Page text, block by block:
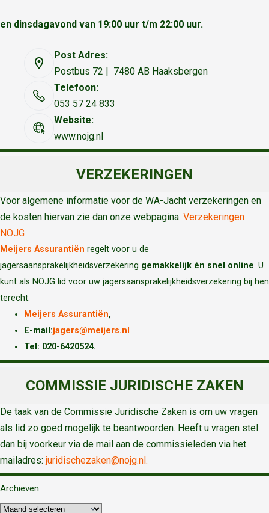
en dinsdagavond van 19:00 uur t/m 22:00 uur.
Post Adres:
Postbus 72 | 7480 AB Haaksbergen
Telefoon:
053 57 24 833
Website:
www.nojg.nl
VERZEKERINGEN
Voor algemene informatie voor de WA-Jacht verzekeringen en
de kosten hiervan zie dan onze webpagina: Verzekeringen
NOJG
Meijers Assurantiën regelt voor u de
jagersaansprakelijkheidsverzekering gemakkelijk én snel online. U
kunt als NOJG lid voor uw jagersaansprakelijkheidsverzekering bij hen
terecht:
Meijers Assurantiën,
E-mail:jagers@meijers.nl
Tel: 020-6420524.
COMMISSIE JURIDISCHE ZAKEN
De taak van de Commissie Juridische Zaken is om uw vragen
als lid zo goed mogelijk te beantwoorden. Heeft u vragen stel
dan bij voorkeur via de mail aan de commissieleden via het
mailadres: juridischezaken@nojg.nl.
Archieven